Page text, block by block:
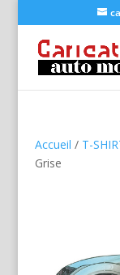
Accueil / T-
Grise